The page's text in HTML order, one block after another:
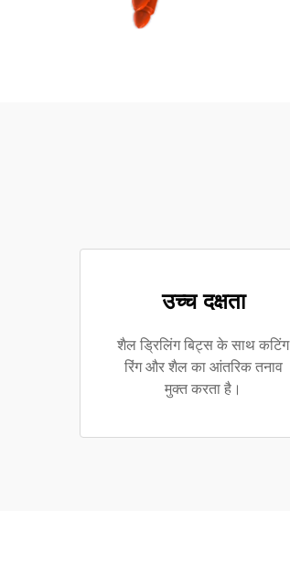
उच्च दक्षता
शैल ड्रिलिंग बिट्स के साथ कटिंग
रिंग और शैल का आंतरिक तनाव
मुक्त करता है।